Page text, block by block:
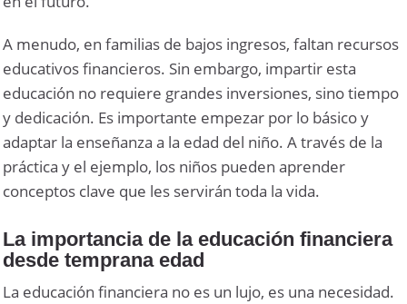
A menudo, en familias de bajos ingresos, faltan recursos
educativos financieros. Sin embargo, impartir esta
educación no requiere grandes inversiones, sino tiempo
y dedicación. Es importante empezar por lo básico y
adaptar la enseñanza a la edad del niño. A través de la
práctica y el ejemplo, los niños pueden aprender
conceptos clave que les servirán toda la vida.
La importancia de la educación financiera
desde temprana edad
La educación financiera no es un lujo, es una necesidad.